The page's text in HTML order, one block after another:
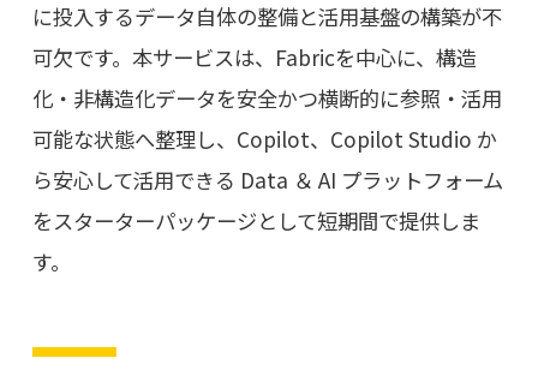
に投入するデータ自体の整備と活用基盤の構築が不
可欠です。本サービスは、Fabricを中心に、構造
化・非構造化データを安全かつ横断的に参照・活用
可能な状態へ整理し、Copilot、Copilot Studio か
ら安心して活用できる Data ＆ AI プラットフォーム
をスターターパッケージとして短期間で提供しま
す。